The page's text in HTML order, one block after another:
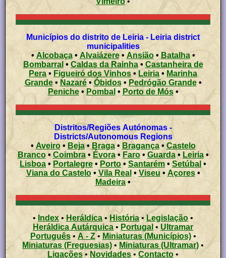
Municípios do distrito de Leiria - Leiria district
municipalities
• Alcobaça• Alvaiázere• Ansião•Batalha•
Bombarral • Caldas da Rainha• Castanheira de
Pera • Figueiró dos Vinhos • Leiria • Marinha
Grande• Nazaré• Óbidos• Pedrógão Grande•
Peniche• Pombal • Porto de Mós•
Distritos/Regiões Autónomas -
Districts/Autonomous Regions
• Aveiro• Beja• Braga• Bragança• Castelo
Branco•Coimbra• Évora• Faro• Guarda• Leiria•
Lisboa • Portalegre • Porto• Santarém • Setúbal •
Viana do Castelo• Vila Real • Viseu• Açores •
Madeira •
• Index •Heráldica • História •Legislação •
Heráldica Autárquica • Portugal • Ultramar
Português• A - Z• Miniaturas (Municípios)•
Miniaturas (Freguesias) • Miniaturas (Ultramar) •
Ligações • Novidades • Contacto •